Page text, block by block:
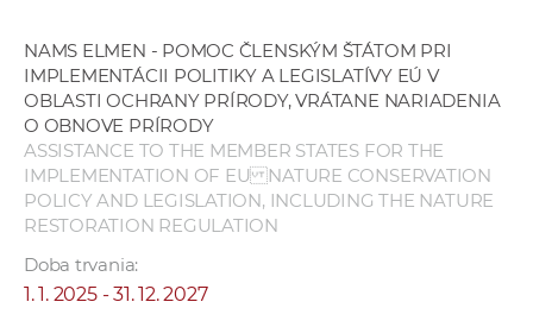
NAMS ELMEN - POMOC ČLENSKÝM ŠTÁTOM PRI
IMPLEMENTÁCII POLITIKY A LEGISLATÍVY EÚ V
OBLASTI OCHRANY PRÍRODY, VRÁTANE NARIADENIA
O OBNOVE PRÍRODY
ASSISTANCE TO THE MEMBER STATES FOR THE
IMPLEMENTATION OF EU NATURE CONSERVATION
POLICY AND LEGISLATION, INCLUDING THE NATURE
RESTORATION REGULATION
Doba trvania:
1. 1. 2025 - 31. 12. 2027